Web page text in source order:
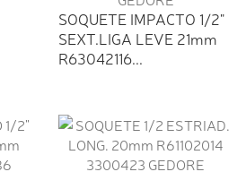
SOQUETE IMPACTO 1/2"
SEXT.LIGA LEVE 21mm
R63042116...